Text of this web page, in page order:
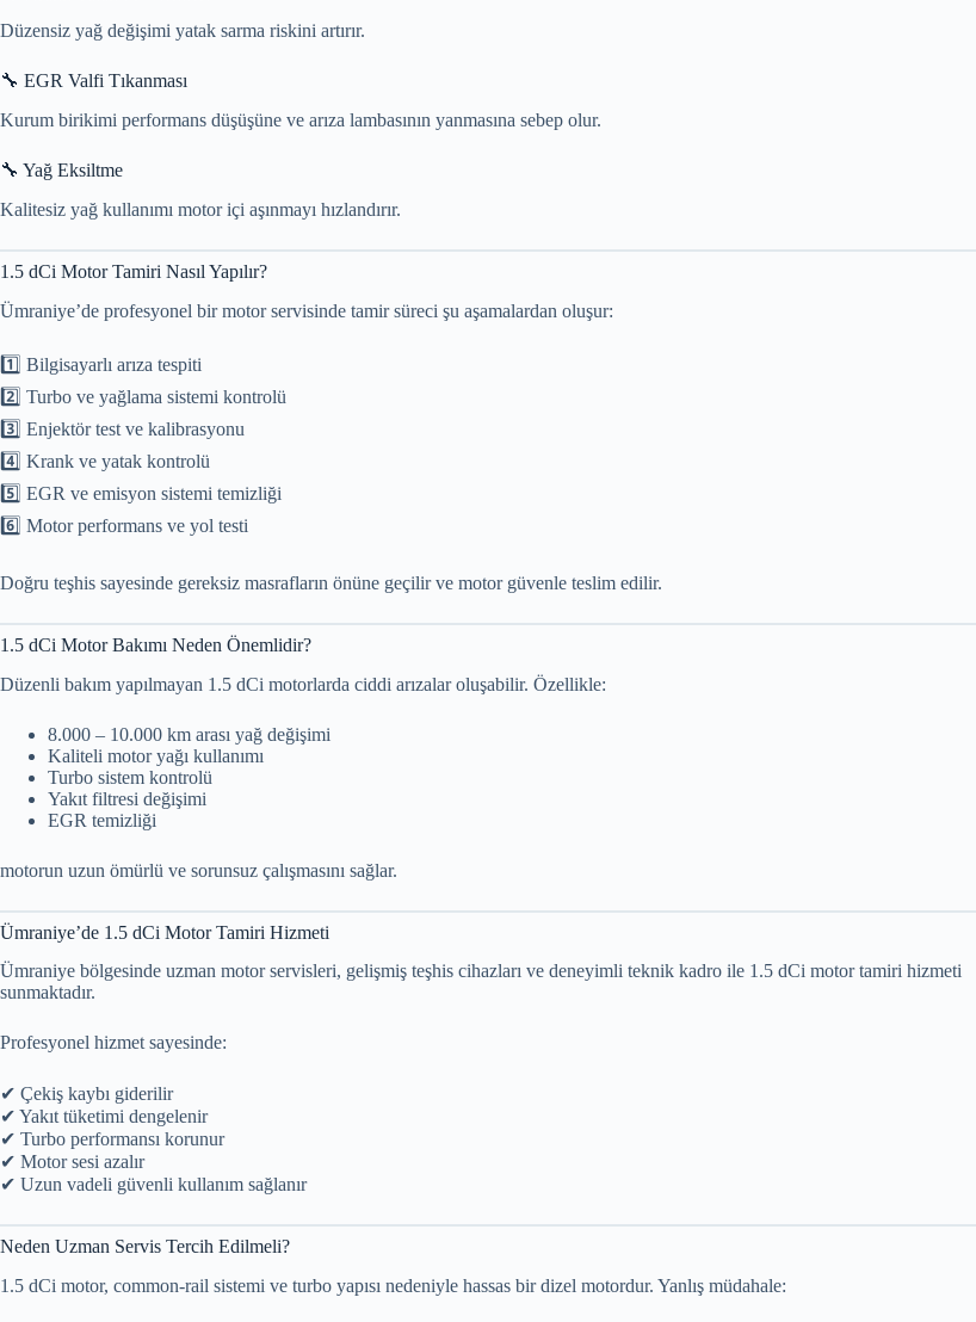
Düzensiz yağ değişimi yatak sarma riskini artırır.
🔧 EGR Valfi Tıkanması
Kurum birikimi performans düşüşüne ve arıza lambasının yanmasına sebep olur.
🔧 Yağ Eksiltme
Kalitesiz yağ kullanımı motor içi aşınmayı hızlandırır.
1.5 dCi Motor Tamiri Nasıl Yapılır?
Ümraniye’de profesyonel bir motor servisinde tamir süreci şu aşamalardan oluşur:
1️⃣ Bilgisayarlı arıza tespiti
2️⃣ Turbo ve yağlama sistemi kontrolü
3️⃣ Enjektör test ve kalibrasyonu
4️⃣ Krank ve yatak kontrolü
5️⃣ EGR ve emisyon sistemi temizliği
6️⃣ Motor performans ve yol testi
Doğru teşhis sayesinde gereksiz masrafların önüne geçilir ve motor güvenle teslim edilir.
1.5 dCi Motor Bakımı Neden Önemlidir?
Düzenli bakım yapılmayan 1.5 dCi motorlarda ciddi arızalar oluşabilir. Özellikle:
8.000 – 10.000 km arası yağ değişimi
Kaliteli motor yağı kullanımı
Turbo sistem kontrolü
Yakıt filtresi değişimi
EGR temizliği
motorun uzun ömürlü ve sorunsuz çalışmasını sağlar.
Ümraniye’de 1.5 dCi Motor Tamiri Hizmeti
Ümraniye bölgesinde uzman motor servisleri, gelişmiş teşhis cihazları ve deneyimli teknik kadro ile 1.5 dCi motor tamiri hizmeti
sunmaktadır.
Profesyonel hizmet sayesinde:
✔ Çekiş kaybı giderilir
✔ Yakıt tüketimi dengelenir
✔ Turbo performansı korunur
✔ Motor sesi azalır
✔ Uzun vadeli güvenli kullanım sağlanır
Neden Uzman Servis Tercih Edilmeli?
1.5 dCi motor, common-rail sistemi ve turbo yapısı nedeniyle hassas bir dizel motordur. Yanlış müdahale: